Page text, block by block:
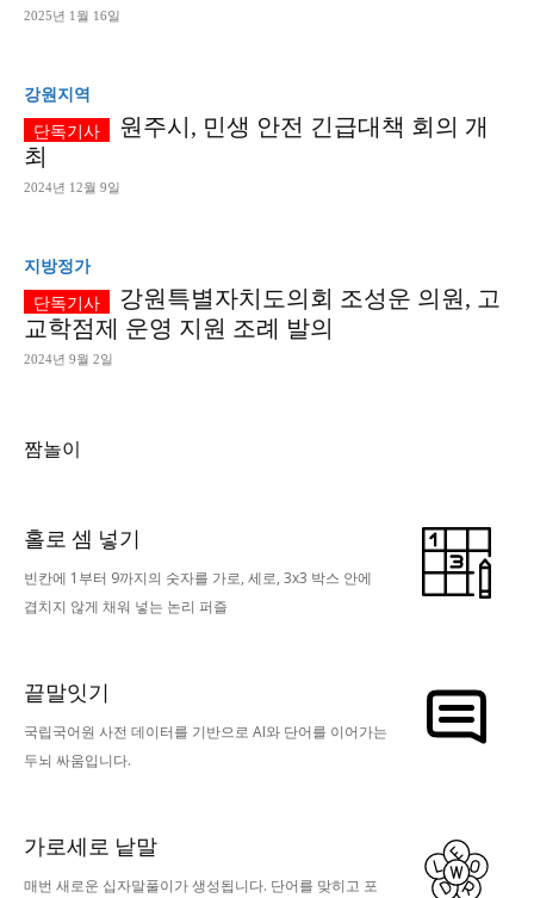
2025년 1월 16일
강원지역
원주시, 민생 안전 긴급대책 회의 개
최
2024년 12월 9일
지방정가
강원특별자치도의회 조성운 의원, 고
교학점제 운영 지원 조례 발의
2024년 9월 2일
짬놀이
홀로 셈 넣기
빈칸에 1부터 9까지의 숫자를 가로, 세로, 3x3 박스 안에
겹치지 않게 채워 넣는 논리 퍼즐
끝말잇기
국립국어원 사전 데이터를 기반으로 AI와 단어를 이어가는
두뇌 싸움입니다.
가로세로 낱말
매번 새로운 십자말풀이가 생성됩니다. 단어를 맞히고 포